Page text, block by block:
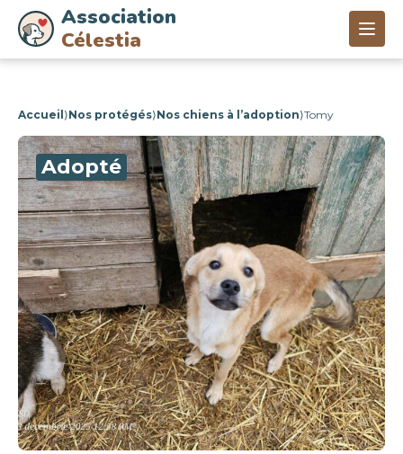
Association
Célestia
Accueil ⟩Nos protégés⟩Nos chiens à l’adoption⟩Tomy
Adopté